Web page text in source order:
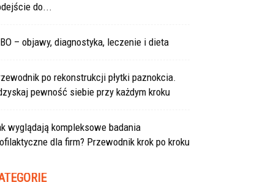
do...
– objawy, diagnostyka, leczenie i dieta
po rekonstrukcji płytki paznokcia.
pewność siebie przy każdym kroku
wyglądają kompleksowe badania
dla firm? Przewodnik krok po kroku